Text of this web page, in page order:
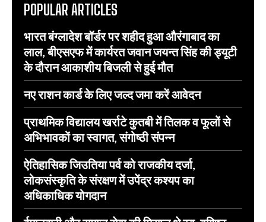
POPULAR ARTICLES
भारत बंग्लादेश बॉर्डर पर शहीद हुआ औरंगाबाद का
लाल, बीएसएफ में कार्यरत जवान जयन्त सिंह की ड्यूटी
के दौरान आकाशीय बिजली से हुई मौत
नए राशन कार्ड के लिए जल्द जमा करें आवेदन
प्राथमिक विद्यालय खर्राटे कुतबी में तिलक व फूलों से
अभिभावकों का स्वागत, संगोष्ठी संपन्न
ऐतिहासिक जिउतिया पर्व को राजकीय दर्जा,
लोकसंस्कृति के संरक्षण में उपेंद्र कश्यप का
अधिकाधिक योगदान